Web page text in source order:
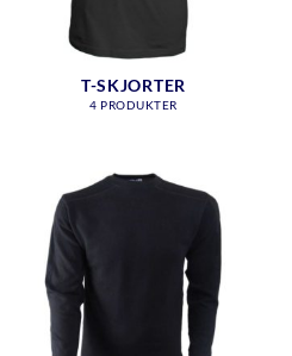
T-SKJORTER
4 PRODUKTER